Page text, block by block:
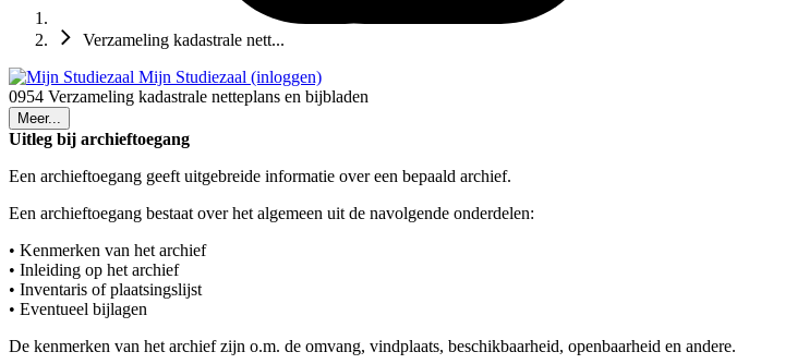
Verzameling kadastrale nett...
Mijn Studiezaal (inloggen)
0954 Verzameling kadastrale netteplans en bijbladen
Meer...
Uitleg bij archieftoegang
Een archieftoegang geeft uitgebreide informatie over een bepaald archief.
Een archieftoegang bestaat over het algemeen uit de navolgende onderdelen:
• Kenmerken van het archief
• Inleiding op het archief
• Inventaris of plaatsingslijst
• Eventueel bijlagen
De kenmerken van het archief zijn o.m. de omvang, vindplaats, beschikbaarheid, openbaarheid en andere.